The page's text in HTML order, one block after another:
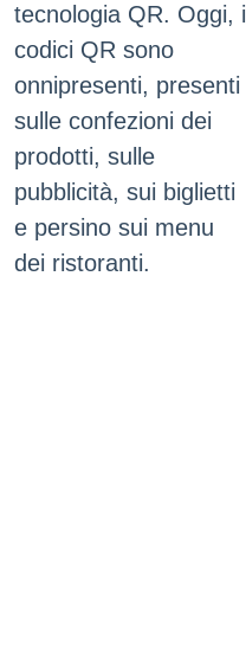
tecnologia QR. Oggi, i
codici QR sono
onnipresenti, presenti
sulle confezioni dei
prodotti, sulle
pubblicità, sui biglietti
e persino sui menu
dei ristoranti.